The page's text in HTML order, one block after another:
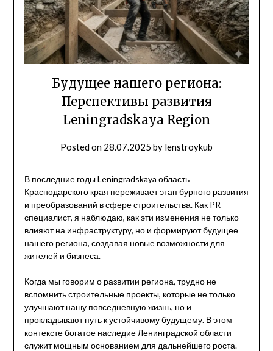
Будущее нашего региона:
Перспективы развития
Leningradskaya Region
Posted on 28.07.2025 by lenstroykub
В последние годы Leningradskaya область
Краснодарского края переживает этап бурного развития
и преобразований в сфере строительства. Как PR-
специалист, я наблюдаю, как эти изменения не только
влияют на инфраструктуру, но и формируют будущее
нашего региона, создавая новые возможности для
жителей и бизнеса.
Когда мы говорим о развитии региона, трудно не
вспомнить строительные проекты, которые не только
улучшают нашу повседневную жизнь, но и
прокладывают путь к устойчивому будущему. В этом
контексте богатое наследие Ленинградской области
служит мощным основанием для дальнейшего роста.